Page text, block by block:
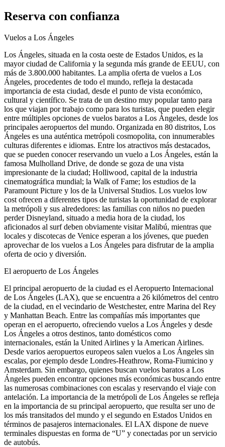
Reserva con confianza
Vuelos a Los Ángeles
Los Ángeles, situada en la costa oeste de Estados Unidos, es la
mayor ciudad de California y la segunda más grande de EEUU, con
más de 3.800.000 habitantes. La amplia oferta de vuelos a Los
Ángeles, procedentes de todo el mundo, refleja la destacada
importancia de esta ciudad, desde el punto de vista económico,
cultural y científico. Se trata de un destino muy popular tanto para
los que viajan por trabajo como para los turistas, que pueden elegir
entre múltiples opciones de vuelos baratos a Los Ángeles, desde los
principales aeropuertos del mundo. Organizada en 80 distritos, Los
Ángeles es una auténtica metrópoli cosmopolita, con innumerables
culturas diferentes e idiomas. Entre los atractivos más destacados,
que se pueden conocer reservando un vuelo a Los Ángeles, están la
famosa Mulholland Drive, de donde se goza de una vista
impresionante de la ciudad; Holliwood, capital de la industria
cinematográfica mundial; la Walk of Fame; los estudios de la
Paramount Picture y los de la Universal Studios. Los vuelos low
cost ofrecen a diferentes tipos de turistas la oportunidad de explorar
la metrópoli y sus alrededores: las familias con niños no pueden
perder Disneyland, situado a media hora de la ciudad, los
aficionados al surf deben obviamente visitar Malibú, mientras que
locales y discotecas de Venice esperan a los jóvenes, que pueden
aprovechar de los vuelos a Los Ángeles para disfrutar de la amplia
oferta de ocio y diversión.
El aeropuerto de Los Ángeles
El principal aeropuerto de la ciudad es el Aeropuerto Internacional
de Los Ángeles (LAX), que se encuentra a 26 kilómetros del centro
de la ciudad, en el vecindario de Westchester, entre Marina del Rey
y Manhattan Beach. Entre las compañías más importantes que
operan en el aeropuerto, ofreciendo vuelos a Los Ángeles y desde
Los Ángeles a otros destinos, tanto domésticos como
internacionales, están la United Airlines y la American Airlines.
Desde varios aeropuertos europeos salen vuelos a Los Ángeles sin
escalas, por ejemplo desde Londres-Heathrow, Roma-Fiumicino y
Amsterdam. Sin embargo, quienes buscan vuelos baratos a Los
Ángeles pueden encontrar opciones más económicas buscando entre
las numerosas combinaciones con escalas y reservando el viaje con
antelación. La importancia de la metrópoli de Los Ángeles se refleja
en la importancia de su principal aeropuerto, que resulta ser uno de
los más transitados del mundo y el segundo en Estados Unidos en
términos de pasajeros internacionales. El LAX dispone de nueve
terminales dispuestas en forma de “U” y conectadas por un servicio
de autobús.